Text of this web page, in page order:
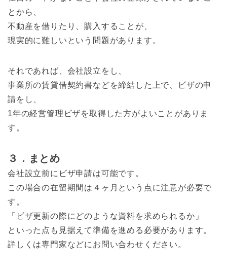
とから、
不動産を借りたり、購入することが、
現実的に難しいという問題があります。
それであれば、会社設立をし、
事業所の賃貸借契約書などを締結した上で、ビザの申
請をし、
1年の経営管理ビザを取得した方がよいことがありま
す。
３．まとめ
会社設立前にビザ申請は可能です。
この場合の在留期間は４ヶ月という点に注意が必要で
す。
「ビザ更新の際にどのような資料を求められるか」
といった点も見据えて準備を進める必要があります。
詳しくは専門家などにお問い合わせください。